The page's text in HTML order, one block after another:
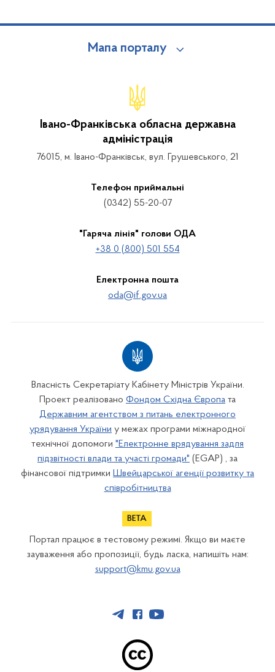
Мапа порталу
Івано-Франківська обласна державна
адміністрація
76015, м. Івано-Франківськ, вул. Грушевського, 21
Телефон приймальні
(0342) 55-20-07
"Гаряча лінія" голови ОДА
+38 0 (800) 501 554
Електронна пошта
oda@if.gov.ua
Власність Секретаріату Кабінету Міністрів України.
Проект реалізовано Фондом Східна Європа та
Державним агентством з питань електронного
урядування України у межах програми міжнародної
технічної допомоги "Електронне врядування задля
підзвітності влади та участі громади" (EGAP) , за
фінансової підтримки Швейцарської агенції розвитку та
співробітництва
Портал працює в тестовому режимі. Якщо ви маєте
зауваження або пропозиції, будь ласка, напишіть нам:
support@kmu.gov.ua